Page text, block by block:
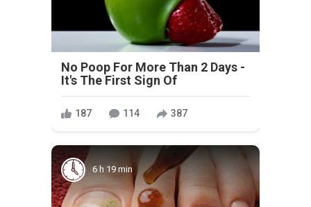
No Poop For More Than 2 Days -
It's The First Sign Of
187 114 387
6 h 19 min